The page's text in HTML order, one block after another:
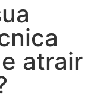
atrair